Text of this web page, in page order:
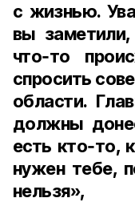
с жизнью.
вы
что‑то
спросить
области.
должны
есть кто‑то,
нужен тебе,